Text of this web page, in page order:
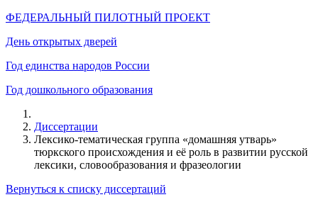
ФЕДЕРАЛЬНЫЙ ПИЛОТНЫЙ ПРОЕКТ
День открытых дверей
Год единства народов России
Год дошкольного образования
Диссертации
Лексико-тематическая группа «домашняя утварь»
тюркского происхождения и её роль в развитии русской
лексики, словообразования и фразеологии
Вернуться к списку диссертаций